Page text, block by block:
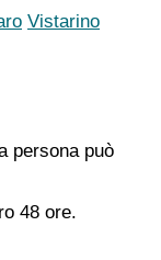
Vistarino
persona può
48 ore.